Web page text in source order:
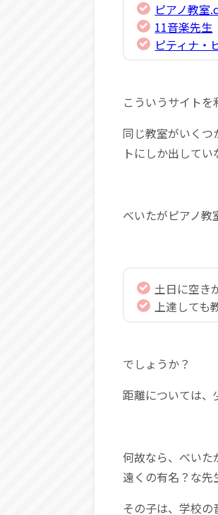
ピアノ教室
11音楽先生
ピティナ・
こういうサイトを
同じ教室がいく
トにしか出して
べいたがピアノ教
土日に空き
上達しても
でしょうか？
距離については、
何故なら、べいた
遠くの有名？な先
その子は、学校